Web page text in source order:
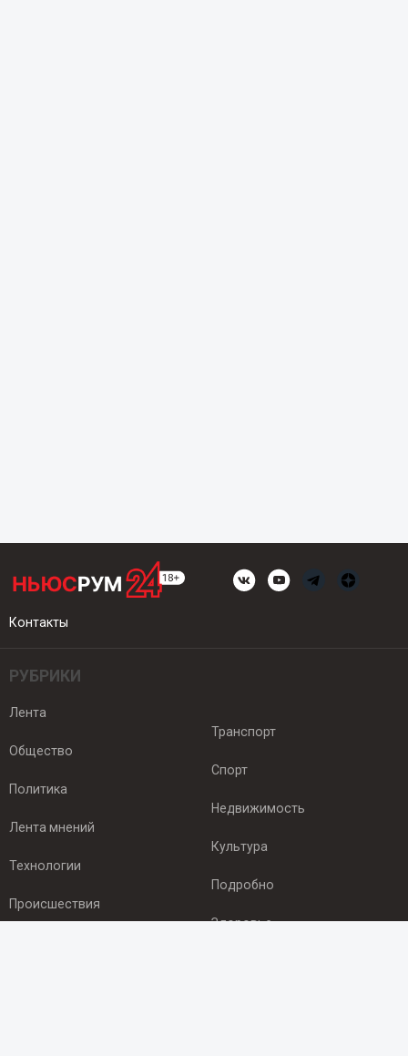
Контакты
РУБРИКИ
Лента
Общество
Политика
Лента мнений
Технологии
Происшествия
Транспорт
Спорт
Недвижимость
Культура
Подробно
Здоровье